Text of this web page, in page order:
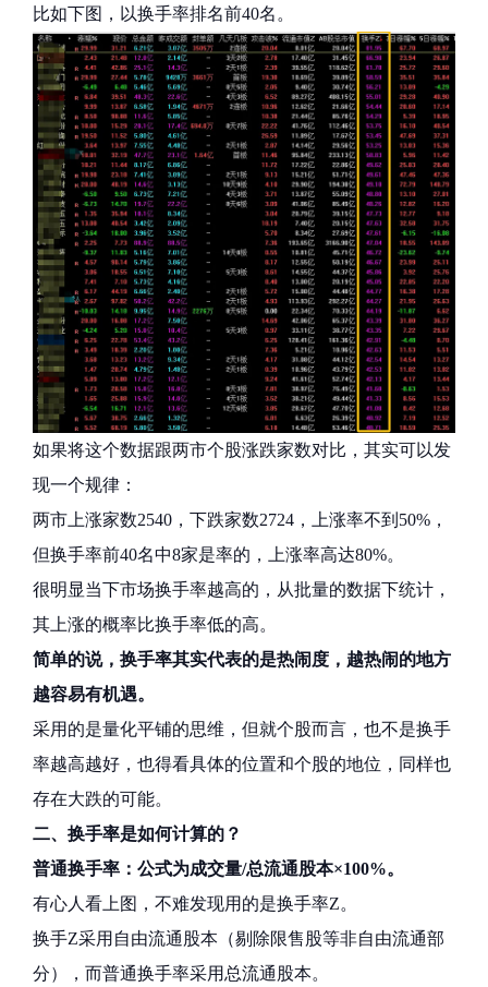
比如下图，以换手率排名前40名。
如果将这个数据跟两市个股涨跌家数对比，其实可以发
现一个规律：
两市上涨家数2540，下跌家数2724，上涨率不到50%，
但换手率前40名中8家是率的，上涨率高达80%。
很明显当下市场换手率越高的，从批量的数据下统计，
其上涨的概率比换手率低的高。
简单的说，换手率其实代表的是热闹度，越热闹的地方
越容易有机遇。
采用的是量化平铺的思维，但就个股而言，也不是换手
率越高越好，也得看具体的位置和个股的地位，同样也
存在大跌的可能。
二、换手率是如何计算的？
普通换手率：公式为成交量/总流通股本×100%。
有心人看上图，不难发现用的是换手率Z。
换手Z采用自由流通股本（剔除限售股等非自由流通部
分），而普通换手率采用总流通股本。